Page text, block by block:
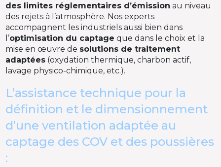
des limites réglementaires d’émission au niveau
des rejets à l’atmosphère. Nos experts
accompagnent les industriels aussi bien dans
l’optimisation du captage que dans le choix et la
mise en œuvre de solutions de traitement
adaptées (oxydation thermique, charbon actif,
lavage physico-chimique, etc.).
L’assistance technique pour la
définition et le dimensionnement
d’une ventilation adaptée au
captage des COV et des poussières
: